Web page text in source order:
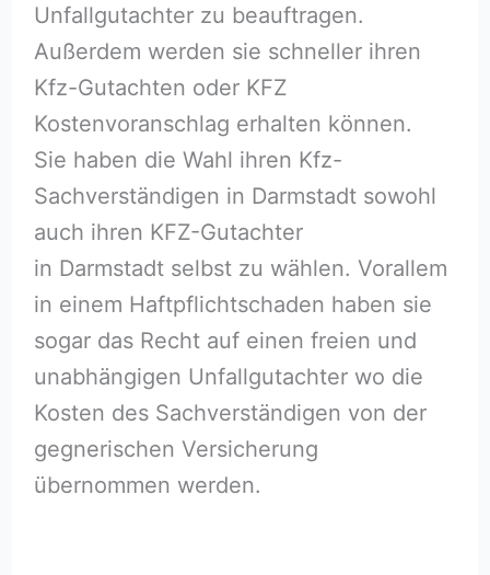
Unfallgutachter zu beauftragen.
Außerdem werden sie schneller ihren
Kfz-Gutachten oder KFZ
Kostenvoranschlag erhalten können.
Sie haben die Wahl ihren Kfz-
Sachverständigen in Darmstadt sowohl
auch ihren KFZ-Gutachter
in Darmstadt selbst zu wählen. Vorallem
in einem Haftpflichtschaden haben sie
sogar das Recht auf einen freien und
unabhängigen Unfallgutachter wo die
Kosten des Sachverständigen von der
gegnerischen Versicherung
übernommen werden.